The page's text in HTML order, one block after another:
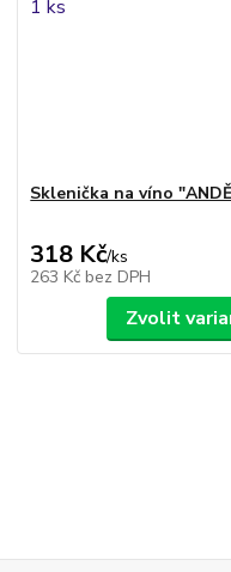
Sklenička na víno
318 Kč/ks
263 Kč bez DPH
Zvolit